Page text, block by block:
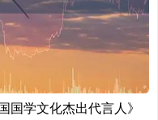
国学文化杰出代言人》